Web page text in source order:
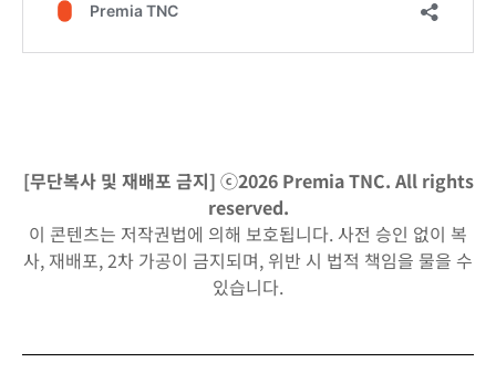
[무단복사 및 재배포 금지] ⓒ2026 Premia TNC. All rights
reserved.
이 콘텐츠는 저작권법에 의해 보호됩니다. 사전 승인 없이 복
사, 재배포, 2차 가공이 금지되며, 위반 시 법적 책임을 물을 수
있습니다.